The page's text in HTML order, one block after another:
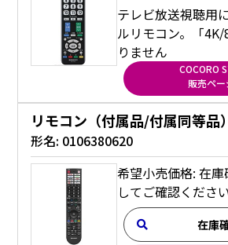
テレビ放送視聴用
ルリモコン。「
りません
COCORO
販売ペ
リモコン（付属品/付属同等品）
形名: 0106380620
希望小売価格: 在
してご確認くださ
在庫